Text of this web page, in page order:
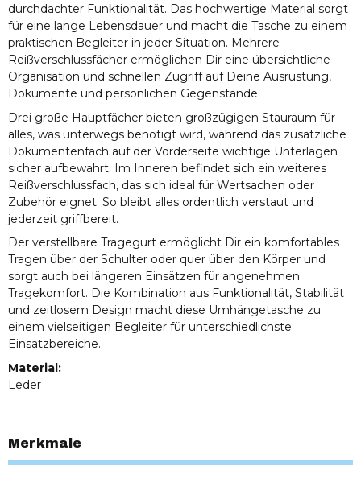
durchdachter Funktionalität. Das hochwertige Material sorgt
für eine lange Lebensdauer und macht die Tasche zu einem
praktischen Begleiter in jeder Situation. Mehrere
Reißverschlussfächer ermöglichen Dir eine übersichtliche
Organisation und schnellen Zugriff auf Deine Ausrüstung,
Dokumente und persönlichen Gegenstände.
Drei große Hauptfächer bieten großzügigen Stauraum für
alles, was unterwegs benötigt wird, während das zusätzliche
Dokumentenfach auf der Vorderseite wichtige Unterlagen
sicher aufbewahrt. Im Inneren befindet sich ein weiteres
Reißverschlussfach, das sich ideal für Wertsachen oder
Zubehör eignet. So bleibt alles ordentlich verstaut und
jederzeit griffbereit.
Der verstellbare Tragegurt ermöglicht Dir ein komfortables
Tragen über der Schulter oder quer über den Körper und
sorgt auch bei längeren Einsätzen für angenehmen
Tragekomfort. Die Kombination aus Funktionalität, Stabilität
und zeitlosem Design macht diese Umhängetasche zu
einem vielseitigen Begleiter für unterschiedlichste
Einsatzbereiche.
Material:
Leder
Merkmale